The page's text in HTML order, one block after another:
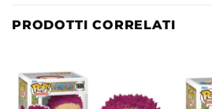
PRODOTTI CORRELATI